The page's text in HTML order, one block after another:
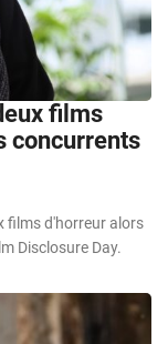
films
concurrents
films d'horreur alors
Disclosure Day.